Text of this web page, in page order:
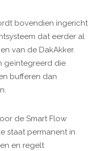
bovendien ingericht
dat eerder al
van de DakAkker.
geïntegreerd die
bufferen dan
de Smart Flow
staat permanent in
en regelt